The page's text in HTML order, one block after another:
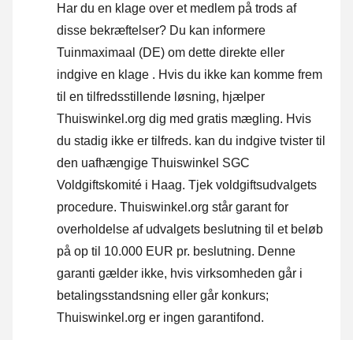
Har du en klage over et medlem på trods af
disse bekræftelser? Du kan informere
Tuinmaximaal (DE) om dette direkte eller
indgive en klage . Hvis du ikke kan komme frem
til en tilfredsstillende løsning, hjælper
Thuiswinkel.org dig med gratis mægling. Hvis
du stadig ikke er tilfreds. kan du indgive tvister til
den uafhængige Thuiswinkel SGC
Voldgiftskomité i Haag. Tjek voldgiftsudvalgets
procedure. Thuiswinkel.org står garant for
overholdelse af udvalgets beslutning til et beløb
på op til 10.000 EUR pr. beslutning. Denne
garanti gælder ikke, hvis virksomheden går i
betalingsstandsning eller går konkurs;
Thuiswinkel.org er ingen garantifond.